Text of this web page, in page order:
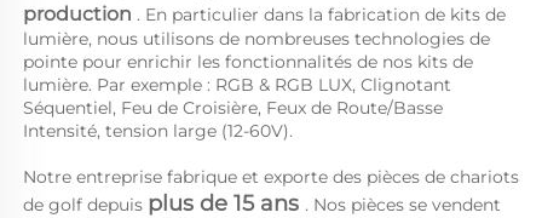
production . En particulier dans la fabrication de kits de
lumière, nous utilisons de nombreuses technologies de
pointe pour enrichir les fonctionnalités de nos kits de
lumière. Par exemple : RGB & RGB LUX, Clignotant
Séquentiel, Feu de Croisière, Feux de Route/Basse
Intensité, tension large (12-60V).
Notre entreprise fabrique et exporte des pièces de chariots
de golf depuis plus de 15 ans . Nos pièces se vendent